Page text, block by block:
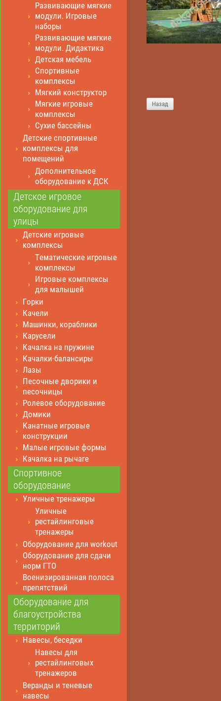
Развивающие мягкие
модули. Игровые
наборы
Развивающие мягкие
модули. Дидактика
Детская мебель
Спортивные
комплексы
Мягкий конструктор
Мягкие игровые
комплексы
Сухие бассейны
Детские спортивные
комплексы для
помещений
Дополнительное
оборудование к ДСК
Детское игровое
оборудование для
улицы
Детские игровые
комплексы
Тематические игровые
комплексы
Игровые комплексы
для малышей
Горки
Качели
Машинки, кораблики
Карусели
Качалка на пружине
Качалки-балансиры
Лазы
Песочные дворики и
песочницы
Ролевое оборудование
Домики
Канатные игровые
конструкции
Малые игровые формы
Качалка на рычаге
Спортивное
оборудование
Уличные тренажеры
Уличные
рестайлинговые
тренажеры
Оборудование для workout
Оборудование для сдачи
норм ГТО
Военизированная полоса
препятствий
Оборудование для
благоустройства
территорий
Навесы, беседки
Навесы для
рестайлинговых
тренажеров
Веранды и теневые
навесы
Назад